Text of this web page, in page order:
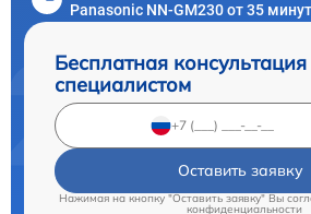
Panasonic NN-GM230 от 35 минут
Бесплатная консультация
специалистом
Оставить заявку
Нажимая на кнопку "Оставить заявку" Вы
конфиденциальности